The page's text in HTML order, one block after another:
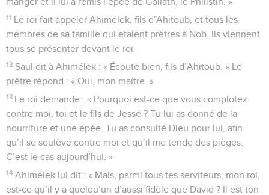
11 Le roi fait appeler Ahimélek, fils d’Ahitoub, et tous les
membres de sa famille qui étaient prêtres à Nob. Ils viennent
tous se présenter devant le roi.
12 Saül dit à Ahimélek : « Écoute bien, fils d’Ahitoub. » Le
prêtre répond : « Oui, mon maître. »
13 Le roi demande : « Pourquoi est-ce que vous complotez
contre moi, toi et le fils de Jessé ? Tu lui as donné de la
nourriture et une épée. Tu as consulté Dieu pour lui, afin
qu’il se soulève contre moi et qu’il me tende des pièges.
C’est le cas aujourd’hui. »
14 Ahimélek lui dit : « Mais, parmi tous tes serviteurs, mon roi,
est-ce qu’il y a quelqu’un d’aussi fidèle que David ? Il est ton